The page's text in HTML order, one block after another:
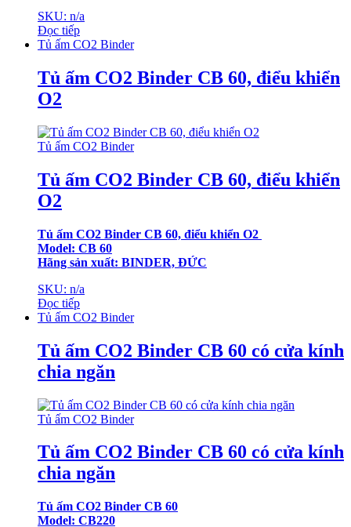
SKU: n/a
Đọc tiếp
Tủ ấm CO2 Binder
Tủ ấm CO2 Binder CB 60, điểu khiển
O2
Tủ ấm CO2 Binder
Tủ ấm CO2 Binder CB 60, điểu khiển
O2
Tủ ấm CO2 Binder CB 60, điểu khiển O2
Model: CB 60
Hãng sản xuất: BINDER, ĐỨC
SKU: n/a
Đọc tiếp
Tủ ấm CO2 Binder
Tủ ấm CO2 Binder CB 60 có cửa kính
chia ngăn
Tủ ấm CO2 Binder
Tủ ấm CO2 Binder CB 60 có cửa kính
chia ngăn
Tủ ấm CO2 Binder CB 60
Model: CB220